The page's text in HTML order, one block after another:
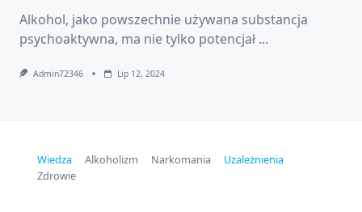
Alkohol, jako powszechnie używana substancja
psychoaktywna, ma nie tylko potencjał ...
Admin72346 Lip 12, 2024
Wiedza Alkoholizm Narkomania
Uzależnienia
Zdrowie